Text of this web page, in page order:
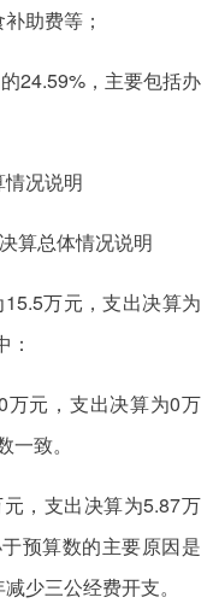
助费等；
24.59%，主要包括办
况说明
算总体情况说明
万元，支出决算为
万元，支出决算为0万
致。
，支出决算为5.87万
预算数的主要原因是
少三公经费开支。